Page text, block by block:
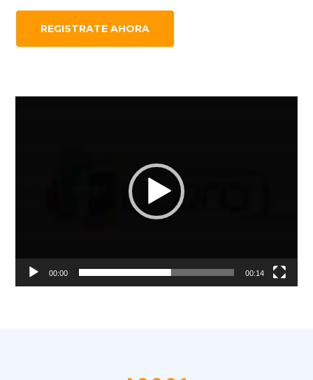
REGISTRATE AHORA
00:00 00:14